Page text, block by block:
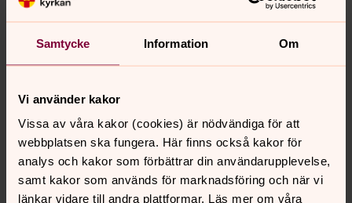
Samtycke Information Om
Vi använder kakor
Vissa av våra kakor (cookies) är nödvändiga för att
webbplatsen ska fungera. Här finns också kakor för
analys och kakor som förbättrar din användarupplevelse,
samt kakor som används för marknadsföring och när vi
länkar vidare till andra plattformar. Läs mer om våra